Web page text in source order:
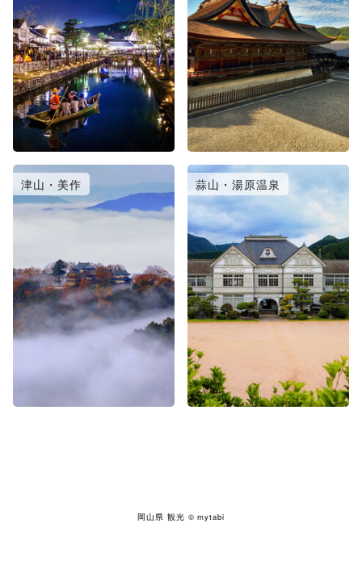
津山・美作 蒜山・湯原温泉
岡山県 観光 © mytabi